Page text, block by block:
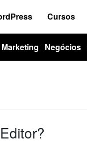
Cursos
Marketing Negócios